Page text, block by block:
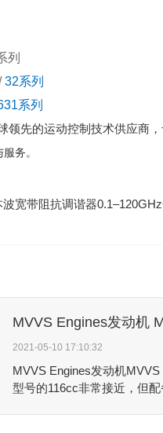
列
32系列
系列
领先的运动控制技术供应商
务。
宽带阻抗调谐器0.1–120GHz全
2021-05-10 17:10:32
MVVS Engines​发动机
型号的116cc非常接近，但